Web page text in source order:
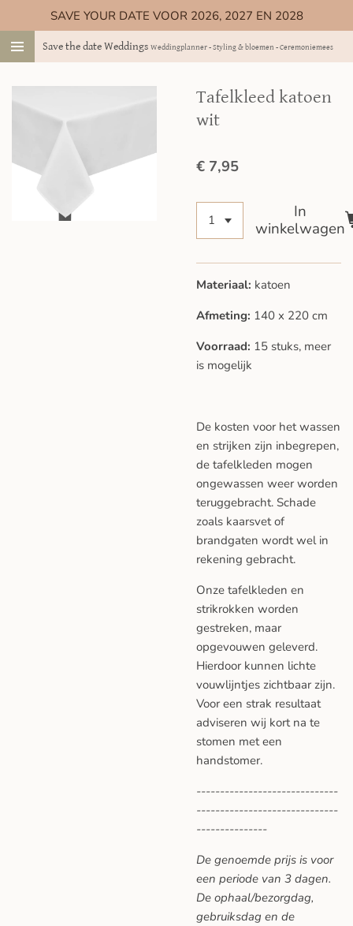
direct
naar
Save the date Weddings Weddingplanner - Styling & bloemen - Ceremoniemeester
SAVE YOUR DATE VOOR 2026, 2027 EN 2028
Tafelkleed katoen
wit
€ 7,95
In
winkelwagen
Materiaal: katoen
Afmeting: 140 x 220 cm
Voorraad: 15 stuks, meer
is mogelijk
De kosten voor het wassen
en strijken zijn inbegrepen,
de tafelkleden mogen
ongewassen weer worden
teruggebracht. Schade
zoals kaarsvet of
brandgaten wordt wel in
rekening gebracht.
Onze tafelkleden en
strikrokken worden
gestreken, maar
opgevouwen geleverd.
Hierdoor kunnen lichte
vouwlijntjes zichtbaar zijn.
Voor een strak resultaat
adviseren wij kort na te
stomen met een
handstomer.
------------------------------
------------------------------
---------------
De genoemde prijs is voor
een periode van 3 dagen.
De ophaal/bezorgdag,
gebruiksdag en de